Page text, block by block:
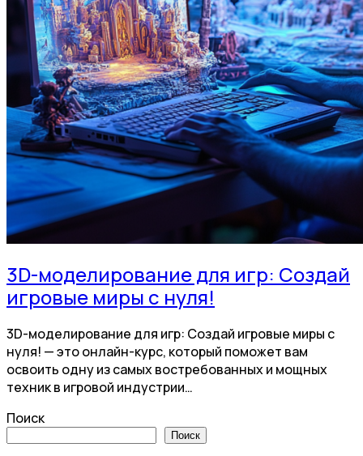
3D-моделирование для игр: Создай
игровые миры с нуля!
3D-моделирование для игр: Создай игровые миры с
нуля! — это онлайн-курс, который поможет вам
освоить одну из самых востребованных и мощных
техник в игровой индустрии…
Поиск
Поиск